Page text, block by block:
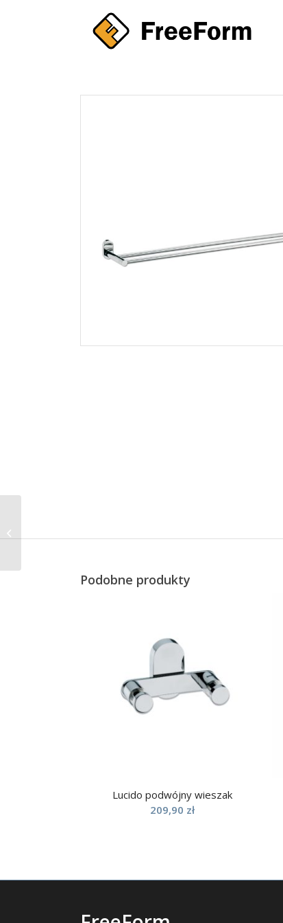
Podobne produkty
Lucido podwójny wieszak
209,90 zł
ręczniki, 75 cm